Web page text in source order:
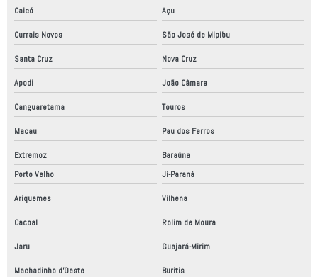
Caicó Açu
Currais Novos São José de Mipibu
Santa Cruz Nova Cruz
Apodi João Câmara
Canguaretama Touros
Macau Pau dos Ferros
Extremoz
Baraúna
Porto Velho
Ji-Paraná
Ariquemes Vilhena
Cacoal Rolim de Moura
Jaru Guajará-Mirim
Machadinho d'Oeste Buritis